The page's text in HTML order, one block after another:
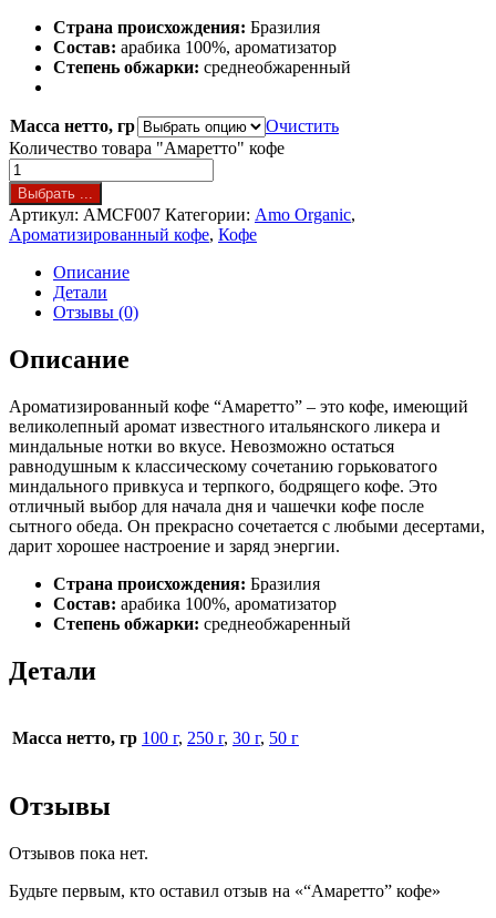
Страна происхождения: Бразилия
Состав: арабика 100%, ароматизатор
Степень обжарки: среднеобжаренный
Масса нетто, гр
Очистить
Количество товара "Амаретто" кофе
Выбрать ...
Артикул: AMСF007 Категории: Amo Organic,
Ароматизированный кофе, Кофе
Описание
Детали
Отзывы (0)
Описание
Ароматизированный кофе “Амаретто” – это кофе, имеющий
великолепный аромат известного итальянского ликера и
миндальные нотки во вкусе. Невозможно остаться
равнодушным к классическому сочетанию горьковатого
миндального привкуса и терпкого, бодрящего кофе. Это
отличный выбор для начала дня и чашечки кофе после
сытного обеда. Он прекрасно сочетается с любыми десертами,
дарит хорошее настроение и заряд энергии.
Страна происхождения: Бразилия
Состав: арабика 100%, ароматизатор
Степень обжарки: среднеобжаренный
Детали
Масса нетто, гр 100 г, 250 г, 30 г, 50 г
Отзывы
Отзывов пока нет.
Будьте первым, кто оставил отзыв на «“Амаретто” кофе»